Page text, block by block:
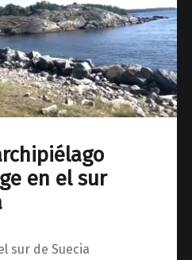
en el sur
sur de Suecia